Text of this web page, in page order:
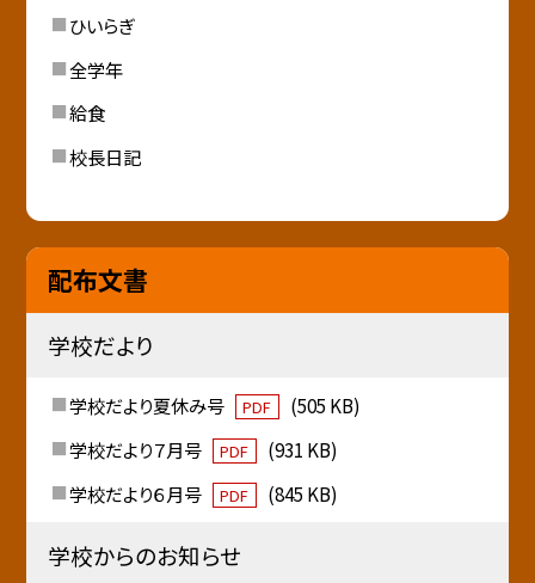
ひいらぎ
全学年
給食
校長日記
配布文書
学校だより
学校だより夏休み号 PDF
(505 KB)
学校だより７月号
PDF
(931 KB)
学校だより６月号
PDF (845 KB)
学校からのお知らせ